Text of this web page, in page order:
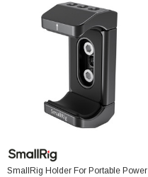
SmallRig Holder For Portable Power